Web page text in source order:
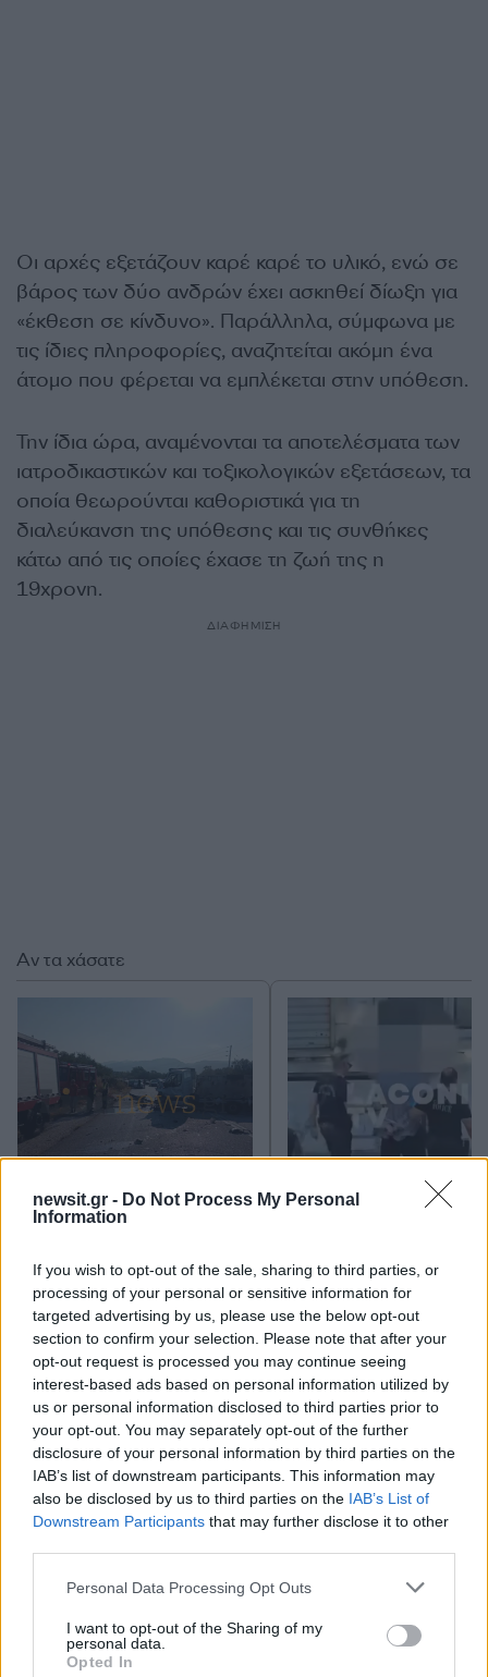
newsit.gr - Do Not Process My Personal
Information
If you wish to opt-out of the sale, sharing to third parties, or
processing of your personal or sensitive information for
targeted advertising by us, please use the below opt-out
section to confirm your selection. Please note that after your
opt-out request is processed you may continue seeing
interest-based ads based on personal information utilized by
us or personal information disclosed to third parties prior to
your opt-out. You may separately opt-out of the further
disclosure of your personal information by third parties on the
IAB’s list of downstream participants. This information may
also be disclosed by us to third parties on the IAB’s List of
Downstream Participants that may further disclose it to other
Please note that this website/app uses one or more Google
not limited to your visit or usage behaviour. You may click to
grant or deny consent to Google and its third-party tags to
Personal Data Processing Opt Outs
I want to opt-out of the Sharing of my
personal data.
Opted In
Οι αρχές εξετάζουν καρέ καρέ το υλικό, ενώ σε
βάρος των δύο ανδρών έχει ασκηθεί δίωξη για
«έκθεση σε κίνδυνο». Παράλληλα, σύμφωνα με
τις ίδιες πληροφορίες, αναζητείται ακόμη ένα
άτομο που φέρεται να εμπλέκεται στην υπόθεση.
Την ίδια ώρα, αναμένονται τα αποτελέσματα των
ιατροδικαστικών και τοξικολογικών εξετάσεων, τα
οποία θεωρούνται καθοριστικά για τη
διαλεύκανση της υπόθεσης και τις συνθήκες
κάτω από τις οποίες έχασε τη ζωή της η
19χρονη.
ΔΙΑΦΗΜΙΣΗ
Σχόλια
Σχολίασε εδώ
50 /50
Αν τα χάσατε
Δεν ήταν μόνο η ταχύτητα
- «Ίσως κάτι απέσπασε την
την τραγωδία στις Σέρρες
με νεκρούς μητέρα και γιο
Μυστράς: Αλλαγή
υπερασπιστική
καταψύκτη – Η
στους γονείς και η
διαφωνία με την
του